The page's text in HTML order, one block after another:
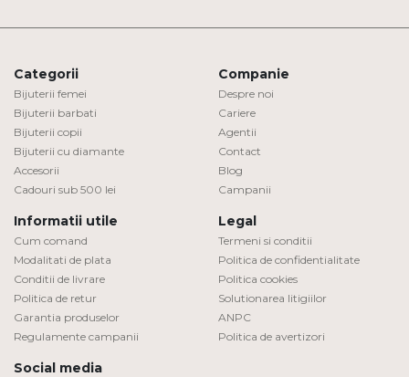
Categorii
Bijuterii femei
Bijuterii barbati
Bijuterii copii
Bijuterii cu diamante
Accesorii
Cadouri sub 500 lei
Companie
Despre noi
Cariere
Agentii
Contact
Blog
Campanii
Informatii utile
Cum comand
Modalitati de plata
Conditii de livrare
Politica de retur
Garantia produselor
Regulamente campanii
Legal
Termeni si conditii
Politica de confidentialitate
Politica cookies
Solutionarea litigiilor
ANPC
Politica de avertizori
Social media